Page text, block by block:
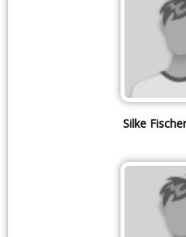
Silke